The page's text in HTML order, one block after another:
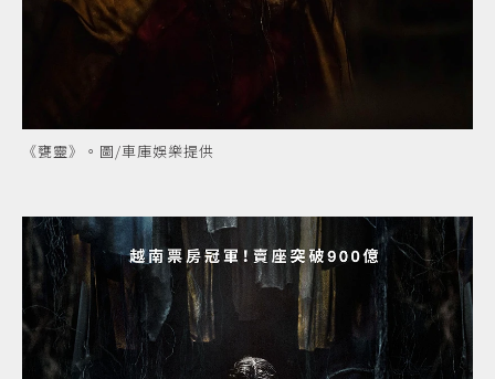
《甕靈》。圖/車庫娛樂提供